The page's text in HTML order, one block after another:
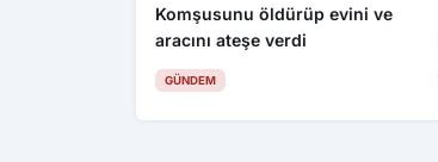
Komşusunu öldürüp evini ve
aracını ateşe verdi
GÜNDEM